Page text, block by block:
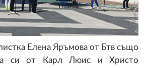
Елена Яръмова от Бтв също
си от Карл Люис и Христо